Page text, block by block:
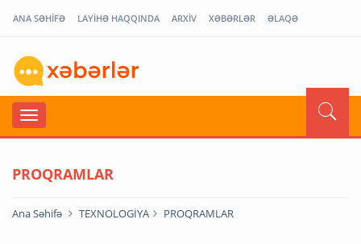
ANA SƏHİFƏ LAYİHƏ HAQQINDA ARXİV XƏBƏRLƏR ƏLAQƏ
PROQRAMLAR
Ana Səhifə TEXNOLOGİYA PROQRAMLAR